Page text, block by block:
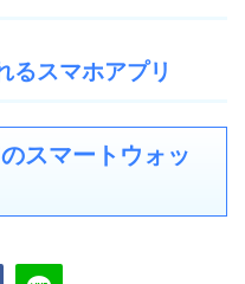
るスマホアプリ
スマートウォッ